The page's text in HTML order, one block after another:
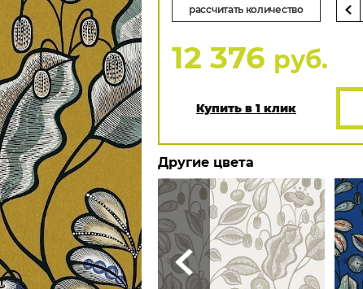
В клетку
В полоску Все рисунки
рассчитать количество
12 376 руб.
Купить в 1 клик
Другие цвета